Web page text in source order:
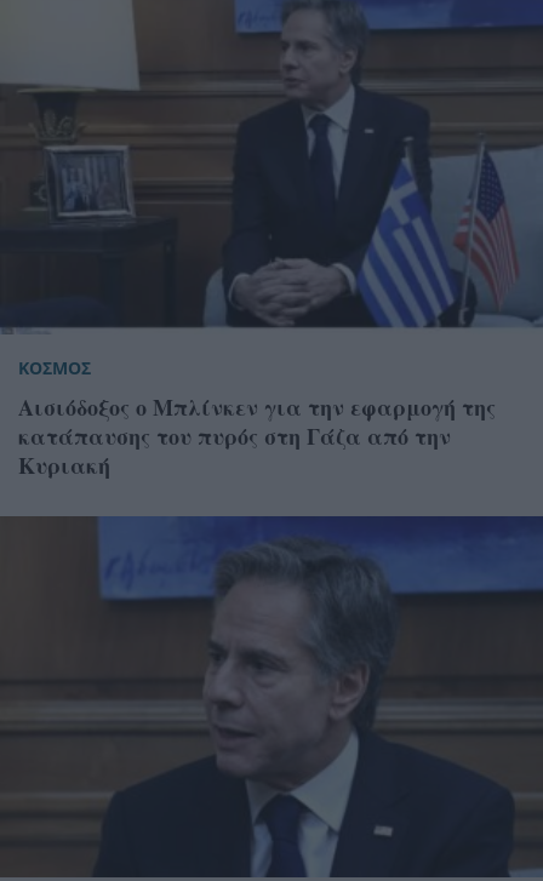
ΚΟΣΜΟΣ
Αισιόδοξος ο Μπλίνκεν για την εφαρμογή της
κατάπαυσης του πυρός στη Γάζα από την
Κυριακή